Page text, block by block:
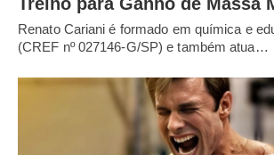
Renato Cariani é formado em química e
(CREF nº 027146-G/SP) e também atua…